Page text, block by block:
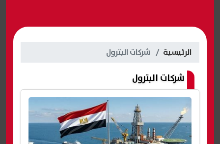
الرئيسية شركات البترول
شركات البترول